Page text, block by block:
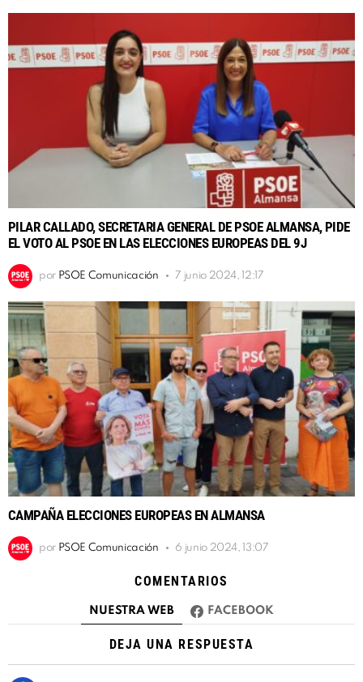
PILAR CALLADO, SECRETARIA GENERAL DE PSOE ALMANSA, PIDE
EL VOTO AL PSOE EN LAS ELECCIONES EUROPEAS DEL 9J
por PSOE Comunicación 7 junio 2024, 12:17
CAMPAÑA ELECCIONES EUROPEAS EN ALMANSA
por PSOE Comunicación 6 junio 2024, 13:07
COMENTARIOS
NUESTRA WEB FACEBOOK
DEJA UNA RESPUESTA